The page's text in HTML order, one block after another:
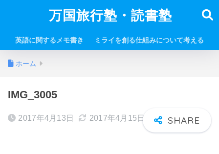
万国旅行塾・読書塾
英語に関するメモ書き ミライを創る仕組みについて考える
ホーム
IMG_3005
2017年4月13日 2017年4月15日